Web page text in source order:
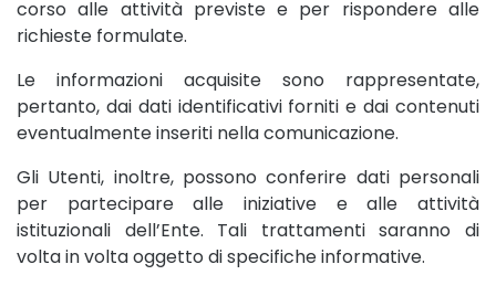
corso alle attività previste e per rispondere alle
richieste formulate.
Le informazioni acquisite sono rappresentate,
pertanto, dai dati identificativi forniti e dai contenuti
eventualmente inseriti nella comunicazione.
Gli Utenti, inoltre, possono conferire dati personali
per partecipare alle iniziative e alle attività
istituzionali dell’Ente. Tali trattamenti saranno di
volta in volta oggetto di specifiche informative.